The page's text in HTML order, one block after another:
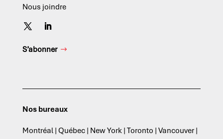
Nous joindre
S’abonner
Nos bureaux
Montréal | Québec | New York | Toronto | Vancouver |